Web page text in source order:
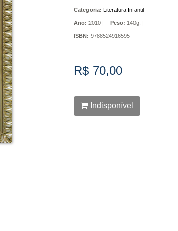
Categoria: Literatura Infantil
Ano: 2010 | Peso: 140g. |
ISBN: 9788524916595
R$ 70,00
Indisponível